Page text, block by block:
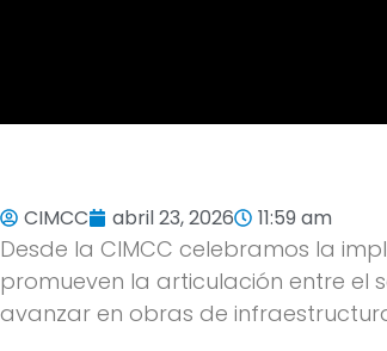
CIMCC abril 23, 2026 11:59 am
Desde la CIMCC celebramos la
promueven la articulación entre el
avanzar en obras de